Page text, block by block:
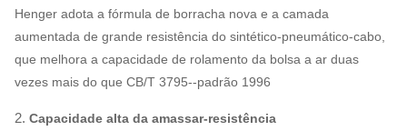
Henger adota a fórmula de borracha nova e a camada
aumentada de grande resistência do sintético-pneumático-cabo,
que melhora a capacidade de rolamento da bolsa a ar duas
vezes mais do que CB/T 3795--padrão 1996
2. Capacidade alta da amassar-resistência